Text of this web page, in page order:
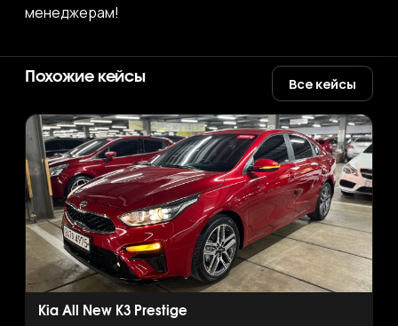
менеджерам!
Похожие кейсы Все кейсы
Kia All New K3 Prestige